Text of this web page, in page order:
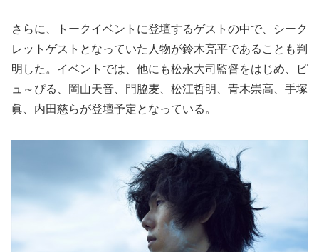
さらに、トークイベントに登壇するゲストの中で、シーク
レットゲストとなっていた人物が鈴木亮平であることも判
明した。イベントでは、他にも松永大司監督をはじめ、ピ
ュ～ぴる、岡山天音、門脇麦、松江哲明、青木崇高、手塚
眞、内田慈らが登壇予定となっている。